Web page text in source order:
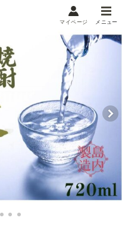
メニュー
閲覧履歴
み
マイページ